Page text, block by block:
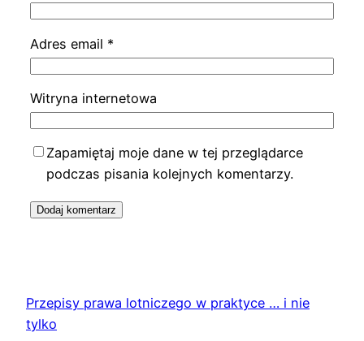
Adres email *
Witryna internetowa
Zapamiętaj moje dane w tej przeglądarce
podczas pisania kolejnych komentarzy.
Przepisy prawa lotniczego w praktyce … i nie
tylko